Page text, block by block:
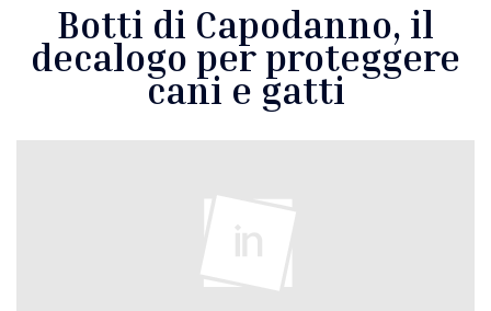
Botti di Capodanno, il
decalogo per proteggere
cani e gatti